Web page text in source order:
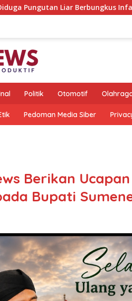
Infaq dan Zakat, Pada
Politik Otomotif
Pedoman Media Siber
Berikan
Bupati